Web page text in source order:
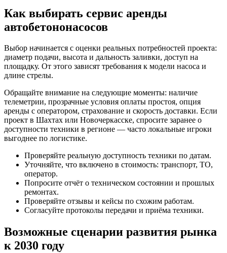
Как выбирать сервис аренды
автобетононасосов
Выбор начинается с оценки реальных потребностей проекта:
диаметр подачи, высота и дальность заливки, доступ на
площадку. От этого зависят требования к модели насоса и
длине стрелы.
Обращайте внимание на следующие моменты: наличие
телеметрии, прозрачные условия оплаты простоя, опция
аренды с оператором, страхование и скорость доставки. Если
проект в Шахтах или Новочеркасске, спросите заранее о
доступности техники в регионе — часто локальные игроки
выгоднее по логистике.
Проверяйте реальную доступность техники по датам.
Уточняйте, что включено в стоимость: транспорт, ТО,
оператор.
Попросите отчёт о техническом состоянии и прошлых
ремонтах.
Проверяйте отзывы и кейсы по схожим работам.
Согласуйте протоколы передачи и приёма техники.
Возможные сценарии развития рынка
к 2030 году